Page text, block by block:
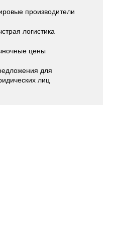
производители
логистика
цены
для
лиц